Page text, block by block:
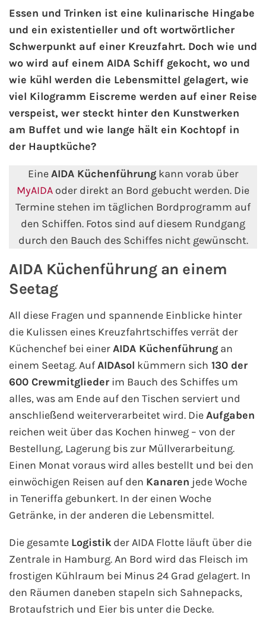
AIDA Kanaren & Madeira
AIDA Nordeuropa
AIDA Norwegen
AIDA Westeuropa
AIDA Ostsee
AIDA Orient
AIDA Adria
AIDA Nordamerika
AIDA Südostasien
Alle AIDA Häfen
Mein Schiff Reiseziele
Mein Schiff Karibik
Mein Schiff Kanaren
Mein Schiff Norwegen
Mein Schiff Mittelmeer
Mein Schiff Westeuropa
Mein Schiff Orient
Mein Schiff Nordamerika
Mein Schiff Transreisen
Essen und Trinken ist eine kulinarische Hingabe
und ein existentieller und oft wortwörtlicher
Schwerpunkt auf einer Kreuzfahrt. Doch wie und
wo wird auf einem AIDA Schiff gekocht, wo und
wie kühl werden die Lebensmittel gelagert, wie
viel Kilogramm Eiscreme werden auf einer Reise
verspeist, wer steckt hinter den Kunstwerken
am Buffet und wie lange hält ein Kochtopf in
der Hauptküche?
EineAIDA Küchenführungkann vorab über
MyAIDA oder direkt an Bord gebucht werden. Die
Termine stehen im täglichen Bordprogramm auf
den Schiffen. Fotos sind auf diesem Rundgang
durch den Bauch des Schiffes nicht gewünscht.
AIDA Küchenführung an einem
Seetag
All diese Fragen und spannende Einblicke hinter
die Kulissen eines Kreuzfahrtschiffes verrät der
Küchenchef bei einerAIDA Küchenführung an
einem Seetag. AufAIDAsol kümmern sich 130 der
600 Crewmitglieder im Bauch des Schiffes um
alles, was am Ende auf den Tischen serviert und
anschließend weiterverarbeitet wird. DieAufgaben
reichen weit über das Kochen hinweg – von der
Bestellung, Lagerung bis zur Müllverarbeitung.
Einen Monat voraus wird alles bestellt und bei den
einwöchigen Reisen auf den Kanaren jede Woche
in Teneriffa gebunkert. In der einen Woche
Getränke, in der anderen die Lebensmittel.
Die gesamte Logistik der AIDA Flotte läuft über die
Zentrale in Hamburg. An Bord wird das Fleisch im
frostigen Kühlraum bei Minus 24 Grad gelagert. In
den Räumen daneben stapeln sich Sahnepacks,
Brotaufstrich und Eier bis unter die Decke.